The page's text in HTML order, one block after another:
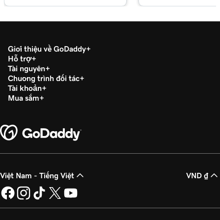
Bài học 17 (trong số 29)
Quản lý Thư viện phương tiện của tôi trong
WordPress
Bài học 19 (trong số 29)
Thêm video vào trang WordPress của tôi
Thêm PDF trong WordPress
Tối ưu hóa hình ảnh trong WordPress với từ
khóa
Giới thiệu về GoDaddy
Hỗ trợ
Tài nguyên
Chương trình đối tác
Tài khoản
Mua sắm
Việt Nam - Tiếng Việt VND ₫